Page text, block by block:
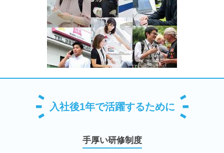
入社後1年で活躍するために
手厚い研修制度